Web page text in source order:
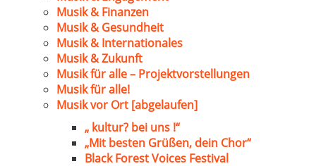
Musik & Finanzen
Musik & Gesundheit
Musik & Internationales
Musik & Zukunft
Musik für alle – Projektvorstellungen
Musik für alle!
Musik vor Ort [abgelaufen]
„ kultur? bei uns !“
„Mit besten Grüßen, dein Chor“
Black Forest Voices Festival